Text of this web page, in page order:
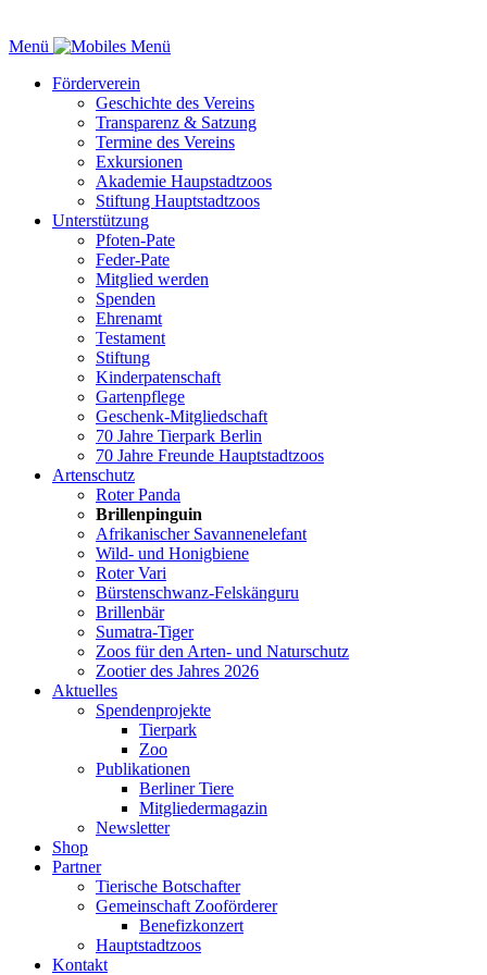
Menü
Förderverein
Geschichte des Vereins
Transparenz & Satzung
Termine des Vereins
Exkursionen
Akademie Haupstadtzoos
Stiftung Hauptstadtzoos
Unterstützung
Pfoten-Pate
Feder-Pate
Mitglied werden
Spenden
Ehrenamt
Testament
Stiftung
Kinderpatenschaft
Gartenpflege
Geschenk-Mitgliedschaft
70 Jahre Tierpark Berlin
70 Jahre Freunde Hauptstadtzoos
Artenschutz
Roter Panda
Brillenpinguin
Afrikanischer Savannenelefant
Wild- und Honigbiene
Roter Vari
Bürstenschwanz-Felskänguru
Brillenbär
Sumatra-Tiger
Zoos für den Arten- und Naturschutz
Zootier des Jahres 2026
Aktuelles
Spendenprojekte
Tierpark
Zoo
Publikationen
Berliner Tiere
Mitgliedermagazin
Newsletter
Shop
Partner
Tierische Botschafter
Gemeinschaft Zooförderer
Benefizkonzert
Hauptstadtzoos
Kontakt